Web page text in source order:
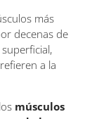
más
decenas de
a la
músculos